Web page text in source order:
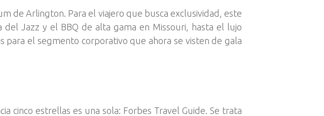
de Arlington. Para el viajero que busca exclusividad, este
Jazz y el BBQ de alta gama en Missouri, hasta el lujo
para el segmento corporativo que ahora se visten de gala
estrellas es una sola: Forbes Travel Guide. Se trata